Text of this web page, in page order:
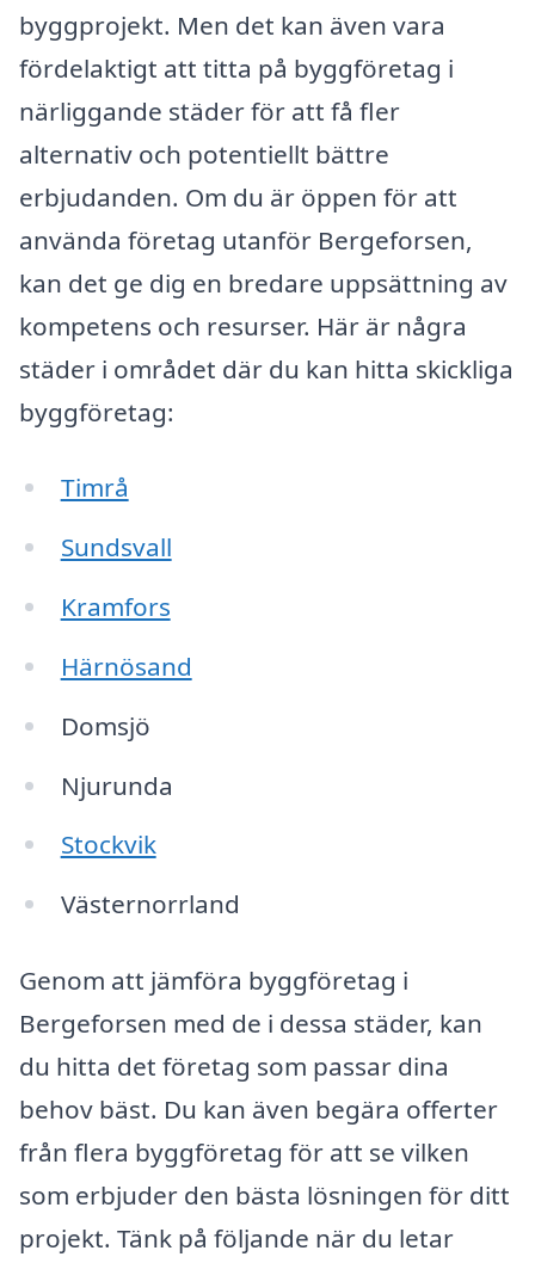
byggprojekt. Men det kan även vara
fördelaktigt att titta på byggföretag i
närliggande städer för att få fler
alternativ och potentiellt bättre
erbjudanden. Om du är öppen för att
använda företag utanför Bergeforsen,
kan det ge dig en bredare uppsättning av
kompetens och resurser. Här är några
städer i området där du kan hitta skickliga
byggföretag:
Timrå
Sundsvall
Kramfors
Härnösand
Domsjö
Njurunda
Stockvik
Västernorrland
Genom att jämföra byggföretag i
Bergeforsen med de i dessa städer, kan
du hitta det företag som passar dina
behov bäst. Du kan även begära offerter
från flera byggföretag för att se vilken
som erbjuder den bästa lösningen för ditt
projekt. Tänk på följande när du letar